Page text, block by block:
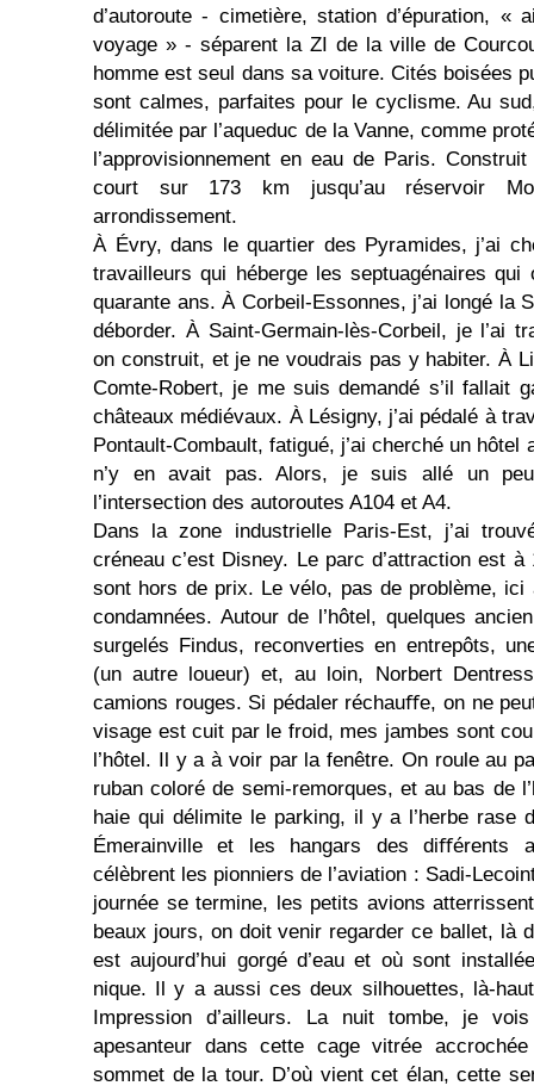
d’autoroute - cimetière, station d’épuration, «
voyage » - séparent la ZI de la ville de
homme est seul dans sa voiture. Cités boisées
sont calmes, parfaites pour le cyclisme. Au
délimitée par l’aqueduc de la Vanne, comme
l’approvisionnement en eau de Paris.
court sur 173 km jusqu’au réservoir
arrondissement.
À Évry, dans le quartier des Pyramides, j’ai
travailleurs qui héberge les septuagénaires
quarante ans. À Corbeil-Essonnes, j’ai longé la
déborder. À Saint-Germain-lès-Corbeil, je l’ai
on construit, et je ne voudrais pas y habiter. À
Comte-Robert, je me suis demandé s’il fallait
châteaux médiévaux. À Lésigny, j’ai pédalé à
Pontault-Combault, fatigué, j’ai cherché un hôtel
n’y en avait pas. Alors, je suis allé un
l’intersection des autoroutes A104 et A4.
Dans la zone industrielle Paris-Est, j’ai
créneau c’est Disney. Le parc d’attraction est
sont hors de prix. Le vélo, pas de problème,
con­dam­nées. Autour de l’hôtel, quelques
surgelés Findus, reconverties en entrepôts,
(un autre loueur) et, au loin, Norbert
camions rouges. Si pédaler réchauﬀe, on ne
visage est cuit par le froid, mes jambes sont
l’hôtel. Il y a à voir par la fenêtre. On roule au
ruban coloré de semi-remorques, et au bas de
haie qui délimite le parking, il y a l’herbe rase
Émerainville et les hangars des diﬀé­rents
célèbrent les pionniers de l’aviation : Sadi-
journée se termine, les petits avions
beaux jours, on doit venir regarder ce ballet, là
est aujourd’hui gorgé d’eau et où sont
nique. Il y a aussi ces deux silhouettes, là-
Impression d’ailleurs. La nuit tombe, je
apesanteur dans cette cage vitrée
sommet de la tour. D’où vient cet élan, cette